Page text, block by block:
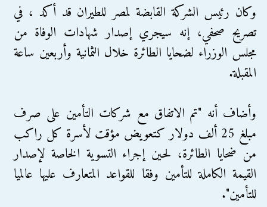
وكان رئيس الشركة القابضة لمصر للطيران قد أكد ، في
تصريح صحفي، إنه سيجري إصدار شهادات الوفاة من
مجلس الوزراء لضحايا الطائرة خلال الثمانية وأربعين ساعة
المقبلة.
وأضاف أنه "تم الاتفاق مع شركات التأمين على صرف
مبلغ 25 ألف دولار كتعويض مؤقت لأسرة كل راكب
من ضحايا الطائرة، لحين إجراء التسوية الخاصة لإصدار
القيمة الكاملة للتأمين وفقا للقواعد المتعارف عليها عالميا
للتأمين".